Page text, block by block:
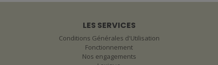
LES SERVICES
Conditions Générales d'Utilisation
Fonctionnement
Nos engagements